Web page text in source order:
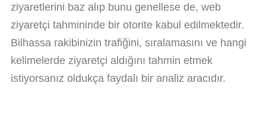
ziyaretlerini baz alıp bunu genellese de, web
ziyaretçi tahmininde bir otorite kabul edilmektedir.
Bilhassa rakibinizin trafiğini, sıralamasını ve hangi
kelimelerde ziyaretçi aldığını tahmin etmek
istiyorsanız oldukça faydalı bir analiz aracıdır.